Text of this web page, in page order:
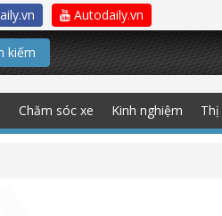
Autodaily.vn
kiếm
Chăm sóc xe Kinh nghiệm